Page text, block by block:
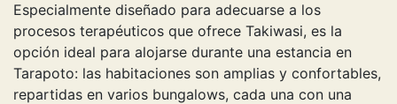
Especialmente diseñado para adecuarse a los
procesos terapéuticos que ofrece Takiwasi, es la
opción ideal para alojarse durante una estancia en
Tarapoto: las habitaciones son amplias y confortables,
repartidas en varios bungalows, cada una con una